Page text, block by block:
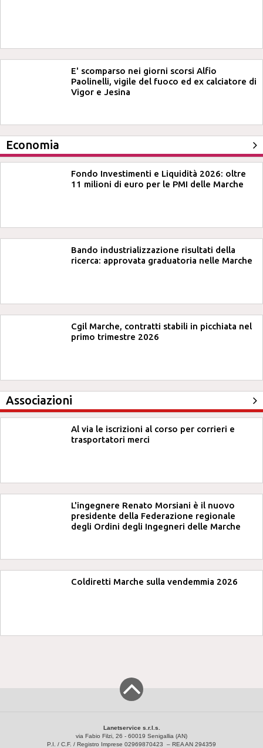
E' scomparso nei giorni scorsi Alfio
Paolinelli, vigile del fuoco ed ex calciatore di
Vigor e Jesina
Economia
Fondo Investimenti e Liquidità 2026: oltre
11 milioni di euro per le PMI delle Marche
Bando industrializzazione risultati della
ricerca: approvata graduatoria nelle Marche
Cgil Marche, contratti stabili in picchiata nel
primo trimestre 2026
Associazioni
Al via le iscrizioni al corso per corrieri e
trasportatori merci
L'ingegnere Renato Morsiani è il nuovo
presidente della Federazione regionale
degli Ordini degli Ingegneri delle Marche
Coldiretti Marche sulla vendemmia 2026
Lanetservice s.r.l.s.
via Fabio Filzi, 26 - 60019 Senigallia (AN)
P.I. / C.F. / Registro Imprese 02969870423 – REA AN 294359